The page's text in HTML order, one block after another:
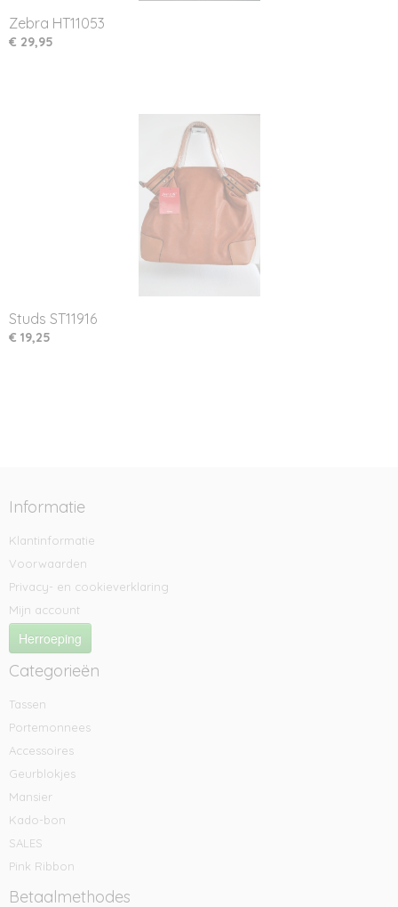
Zebra HT11053
€ 29,95
Studs ST11916
€ 19,25
Informatie
Klantinformatie
Voorwaarden
Privacy- en cookieverklaring
Mijn account
Herroeping
Categorieën
Tassen
Portemonnees
Accessoires
Geurblokjes
Mansier
Kado-bon
SALES
Pink Ribbon
Betaalmethodes